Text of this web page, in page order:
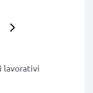
lavorativi